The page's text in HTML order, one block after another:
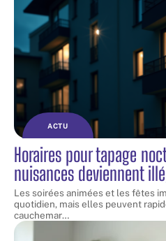
ACTU
Horaires pour tapage
nuisances deviennent
Les soirées animées et les fêtes
quotidien, mais elles peuvent
cauchemar…